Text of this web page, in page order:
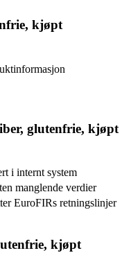
kjøpt
glutenfrie, kjøpt
i internt system
manglende verdier
EuroFIRs retningslinjer
kjøpt